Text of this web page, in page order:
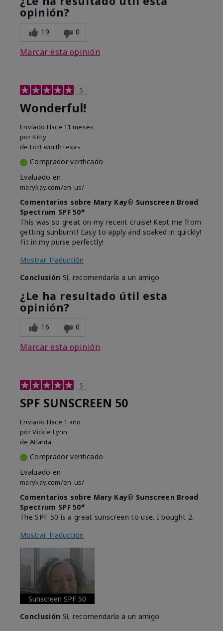
opinión?
19 0
Marcar esta opinión
5
Wonderful!
Enviado Hace 11 meses
por Kitty
de Fort worth texas
Comprador verificado
Evaluado en
marykay.com/en-us/
Comentarios sobre Mary Kay® Sunscreen Broad
Spectrum SPF 50*
This was so great on my recent cruise! Kept me from
getting sunburnt! Easy to apply and soaked in quickly!
Fit in my purse perfectly!
Mostrar Traducción
Conclusión Sí, recomendaría a un amigo
¿Le ha resultado útil esta
opinión?
16 0
Marcar esta opinión
5
SPF SUNSCREEN 50
Enviado Hace 1 año
porVickie Lynn
de Atlanta
Comprador verificado
Evaluado en
marykay.com/en-us/
Comentarios sobre Mary Kay® Sunscreen Broad
Spectrum SPF 50*
The SPF 50 is a great sunscreen to use. I bought 2.
Mostrar Traducción
Sunscreen SPF 50
Conclusión Sí, recomendaría a un amigo